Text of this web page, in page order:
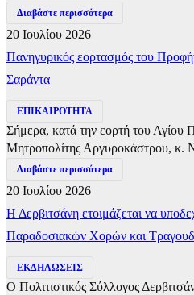
Διαβάστε περισσότερα
20 Ιουλίου 2026
Πανηγυρικός εορτασμός του
Σαράντα
ΕΠΙΚΑΙΡΟΤΗΤΑ
Σήμερα, κατά την εορτή του Αγίου
Μητροπολίτης Αργυροκάστρου, κ.
Διαβάστε περισσότερα
20 Ιουλίου 2026
Η Δερβιτσάνη ετοιμάζεται να
Παραδοσιακών Χορών και
ΕΚΔΗΛΩΣΕΙΣ
Ο Πολιτιστικός Σύλλογος